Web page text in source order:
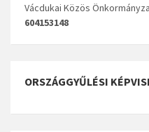
Vácdukai Közös
604153148
ORSZÁGGYŰLÉSI